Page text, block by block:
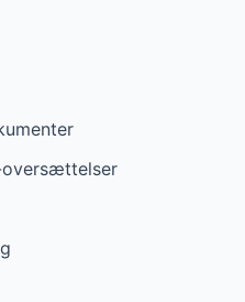
oversættelser